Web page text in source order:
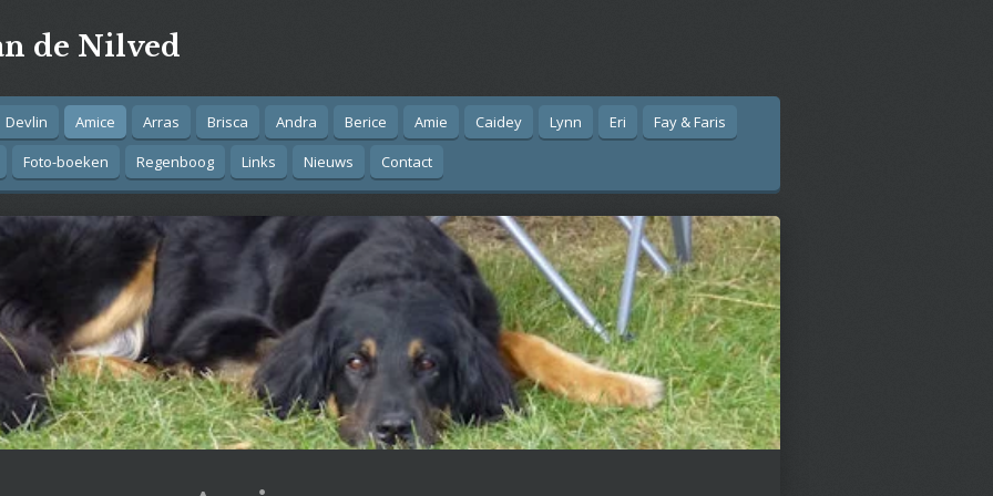
de Nilved
Devlin Amice Arras Brisca Andra Berice Amie Caidey Lynn Eri
Fay & Faris
Foto-boeken Regenboog Links Nieuws Contact